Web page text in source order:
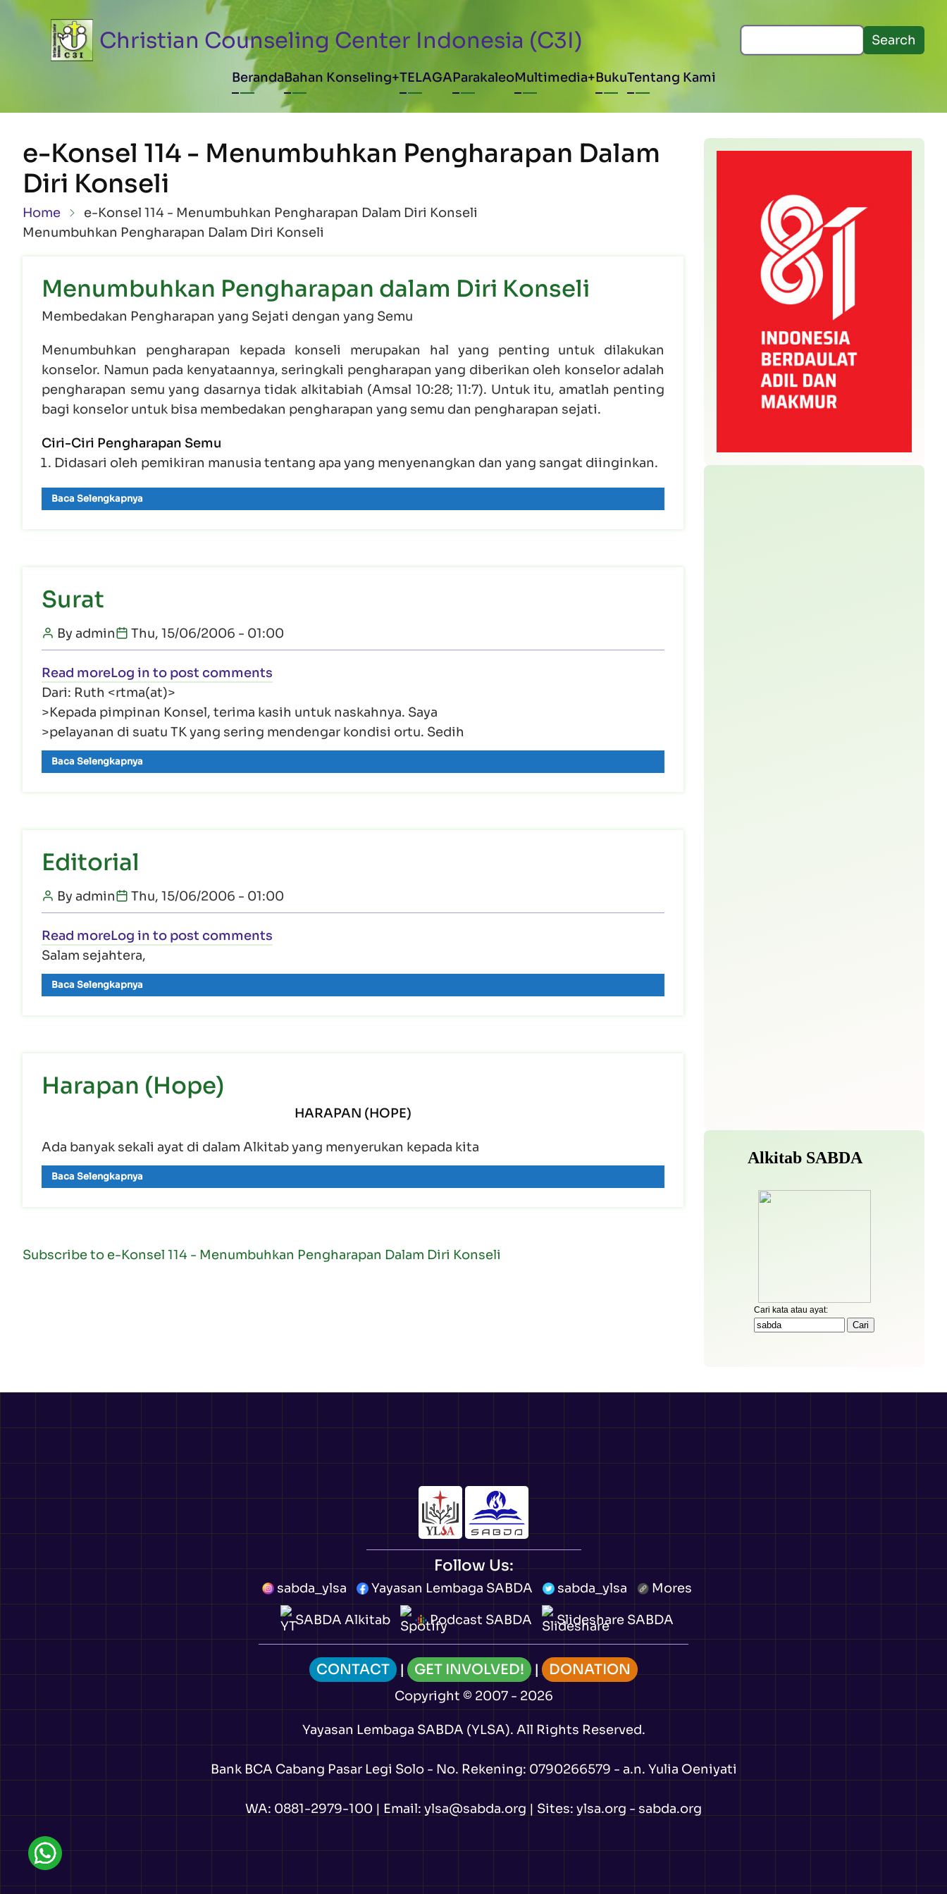
Skip to main content
Christian Counseling Center Indonesia (C3I) Search
Main navigation
BerandaBahan Konseling TELAGAParakaleoMultimedia BukuTentang Kami
e-Konsel 114 - Menumbuhkan Pengharapan Dalam
Diri Konseli
Breadcrumb
Home
e-Konsel 114 - Menumbuhkan Pengharapan Dalam Diri Konseli
Menumbuhkan Pengharapan Dalam Diri Konseli
Menumbuhkan Pengharapan dalam Diri Konseli
Membedakan Pengharapan yang Sejati dengan yang Semu
Menumbuhkan pengharapan kepada konseli merupakan hal yang penting untuk dilakukan
konselor. Namun pada kenyataannya, seringkali pengharapan yang diberikan oleh konselor adalah
pengharapan semu yang dasarnya tidak alkitabiah (Amsal 10:28; 11:7). Untuk itu, amatlah penting
bagi konselor untuk bisa membedakan pengharapan yang semu dan pengharapan sejati.
Ciri-Ciri Pengharapan Semu
Didasari oleh pemikiran manusia tentang apa yang menyenangkan dan yang sangat diinginkan.
Baca Selengkapnya
Surat
Byadmin Thu, 15/06/2006 - 01:00
Read moreabout Surat
Log in to post comments
Dari: Ruth <rtma(at)>
>Kepada pimpinan Konsel, terima kasih untuk naskahnya. Saya
>pelayanan di suatu TK yang sering mendengar kondisi ortu. Sedih
Baca Selengkapnya
Editorial
Byadmin Thu, 15/06/2006 - 01:00
Read moreabout Editorial
Log in to post comments
Salam sejahtera,
Baca Selengkapnya
Harapan (Hope)
HARAPAN (HOPE)
Ada banyak sekali ayat di dalam Alkitab yang menyerukan kepada kita
Baca Selengkapnya
Subscribe to e-Konsel 114 - Menumbuhkan Pengharapan Dalam Diri Konseli
Follow Us:
sabda_ylsa Yayasan Lembaga SABDA sabda_ylsa Mores
SABDA Alkitab Podcast SABDA Slideshare SABDA
CONTACT | GET INVOLVED! | DONATION
Copyright © 2007 - 2026
Yayasan Lembaga SABDA (YLSA). All Rights Reserved.
Bank BCA Cabang Pasar Legi Solo - No. Rekening: 0790266579 - a.n. Yulia Oeniyati
WA: 0881-2979-100 | Email: ylsa@sabda.org | Sites: ylsa.org - sabda.org